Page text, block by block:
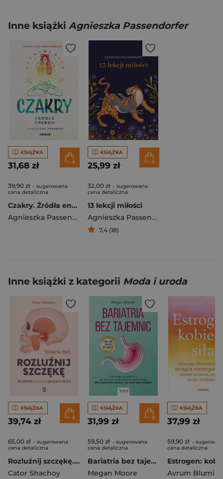
Inne książki Agnieszka Passendorfer
KSIĄŻKA
31,68 zł
39,90 zł - sugerowana
cena detaliczna
Czakry. Źródła energii. Praktyczny poradnik
Agnieszka Passendorfer
KSIĄŻKA
25,99 zł
32,00 zł - sugerowana
cena detaliczna
13 lekcji miłości
Agnieszka Passendorfer
7,4 (18)
Inne książki z kategorii Moda i uroda
KSIĄŻKA
39,74 zł
65,00 zł - sugerowana
cena detaliczna
Rozluźnij szczękę. Jak pokonać bruksizm i zgrzytanie zębami
Cator Shachoy
KSIĄŻKA
31,99 zł
59,50 zł - sugerowana
cena detaliczna
Bariatria bez tajemnic. Kompletny przewodnik po żywieniu, ćwiczeniach i regeneracji dla pacjentów przed i po operacji żołądka
Megan Moore
KSIĄŻKA
37,99 zł
59,90 zł -
cena detaliczna
Avrum